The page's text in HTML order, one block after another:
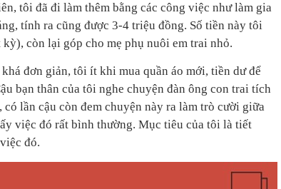
tôi đã đi làm thêm bằng các công việc như làm gia
tính ra cũng được 3-4 triệu đồng. Số tiền này tôi
còn lại góp cho mẹ phụ nuôi em trai nhỏ.
đơn giản, tôi ít khi mua quần áo mới, tiền dư để
bạn thân của tôi nghe chuyện đàn ông con trai tích
lần cậu còn đem chuyện này ra làm trò cười giữa
việc đó rất bình thường. Mục tiêu của tôi là tiết
đó.